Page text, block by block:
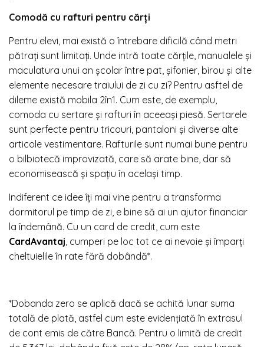
Comodă cu rafturi pentru cărți
Pentru elevi, mai există o întrebare dificilă când metri
pătrați sunt limitați. Unde intră toate cărțile, manualele și
maculatura unui an școlar între pat, șifonier, birou și alte
elemente necesare traiului de zi cu zi? Pentru asftel de
dileme există mobila 2în1. Cum este, de exemplu,
comoda cu sertare și rafturi în aceeași piesă. Sertarele
sunt perfecte pentru tricouri, pantaloni și diverse alte
articole vestimentare. Rafturile sunt numai bune pentru
o bilbiotecă improvizată, care să arate bine, dar să
economisească și spațiu în același timp.
Indiferent ce idee îți mai vine pentru a transforma
dormitorul pe timp de zi, e bine să ai un ajutor financiar
la îndemână. Cu un card de credit, cum este
CardAvantaj , cumperi pe loc tot ce ai nevoie și împarți
cheltuielile în rate fără dobândă*.
*Dobanda zero se aplică dacă se achită lunar suma
totală de plată, astfel cum este evidențiată în extrasul
de cont emis de către Bancă. Pentru o limită de credit